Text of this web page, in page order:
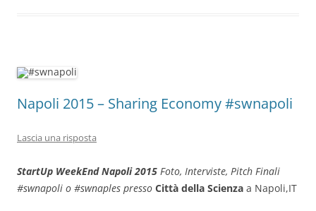
Napoli 2015 – Sharing Economy #swnapoli
Lascia una risposta
StartUp WeekEnd Napoli 2015 Foto, Interviste, Pitch Finali
#swnapoli o #swnaples presso Città della Scienza a Napoli,IT